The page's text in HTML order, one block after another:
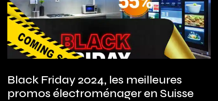
Black Friday 2024, les meilleures
promos électroménager en Suisse